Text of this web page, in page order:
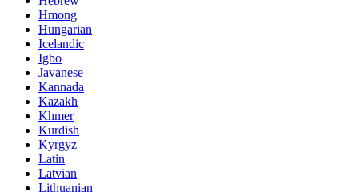
Hmong
Hungarian
Icelandic
Igbo
Javanese
Kannada
Kazakh
Khmer
Kurdish
Kyrgyz
Latin
Latvian
Lithuanian